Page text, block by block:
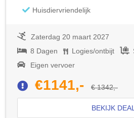
Huisdiervriendelijk
Zaterdag 20 maart 2027
8 Dagen
Logies/ontbijt
Eigen vervoer
€1141,- € 1342,-
BEKIJK DEAL